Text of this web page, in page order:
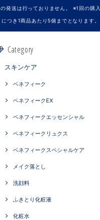
の発送は行っておりません。 ※1回の購入
につき1商品あたり5個までとなります。
Category
スキンケア
ベネフィーク
ベネフィークEX
ベネフィークエッセンシャル
ベネフィークリュクス
ベネフィークスペシャルケア
メイク落とし
洗顔料
ふきとり化粧液
化粧水